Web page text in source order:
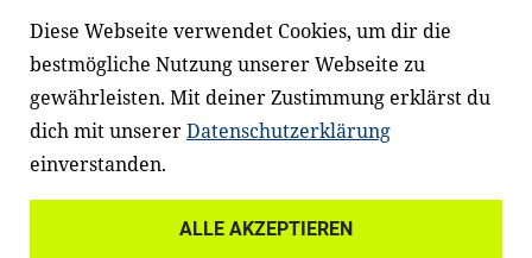
Lehrer*innen und andere
Fachexpert*innen. Dafür arbeiten wir eng
mit Ministerien, wissenschaftlichen
Einrichtungen, Verbänden, Unternehmen
und anderen Stiftungen zusammen.
Diese Webseite verwendet Cookies, um dir die
bestmögliche Nutzung unserer Webseite zu
gewährleisten. Mit deiner Zustimmung erklärst du
dich mit unsererDatenschutzerklärung
einverstanden.
ALLE AKZEPTIEREN